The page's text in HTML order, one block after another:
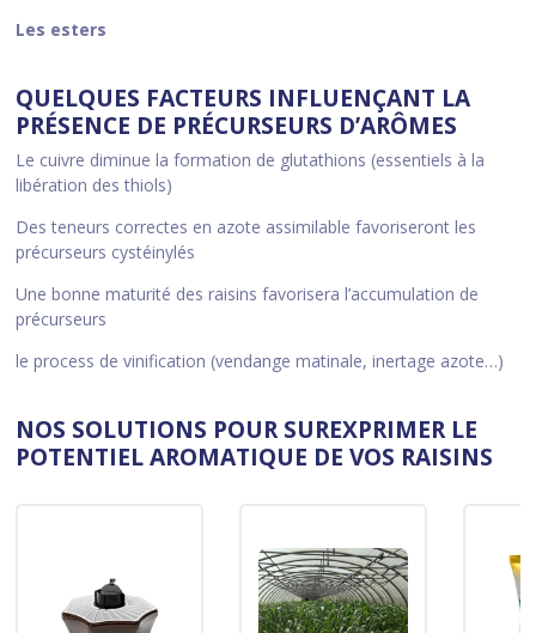
Les esters
QUELQUES FACTEURS INFLUENÇANT LA
PRÉSENCE DE PRÉCURSEURS D’ARÔMES
Le cuivre diminue la formation de glutathions (essentiels à la
libération des thiols)
Des teneurs correctes en azote assimilable favoriseront les
précurseurs cystéinylés
Une bonne maturité des raisins favorisera l’accumulation de
précurseurs
le process de vinification (vendange matinale, inertage azote…)
NOS SOLUTIONS POUR SUREXPRIMER LE
POTENTIEL AROMATIQUE DE VOS RAISINS